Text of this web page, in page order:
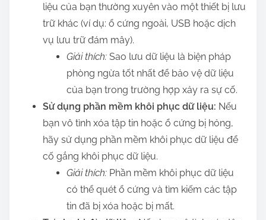
liệu của bạn thường xuyên vào một thiết bị lưu
trữ khác (ví dụ: ổ cứng ngoài, USB hoặc dịch
vụ lưu trữ đám mây).
Giải thích: Sao lưu dữ liệu là biện pháp
phòng ngừa tốt nhất để bảo vệ dữ liệu
của bạn trong trường hợp xảy ra sự cố.
Sử dụng phần mềm khôi phục dữ liệu: Nếu
bạn vô tình xóa tập tin hoặc ổ cứng bị hỏng,
hãy sử dụng phần mềm khôi phục dữ liệu để
cố gắng khôi phục dữ liệu.
Giải thích: Phần mềm khôi phục dữ liệu
có thể quét ổ cứng và tìm kiếm các tập
tin đã bị xóa hoặc bị mất.